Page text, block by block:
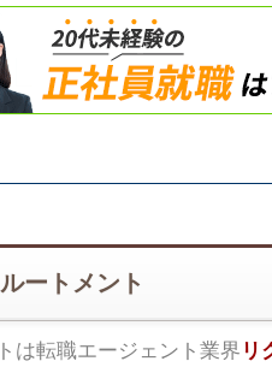
ートメント
は転職エージェント業界 リ